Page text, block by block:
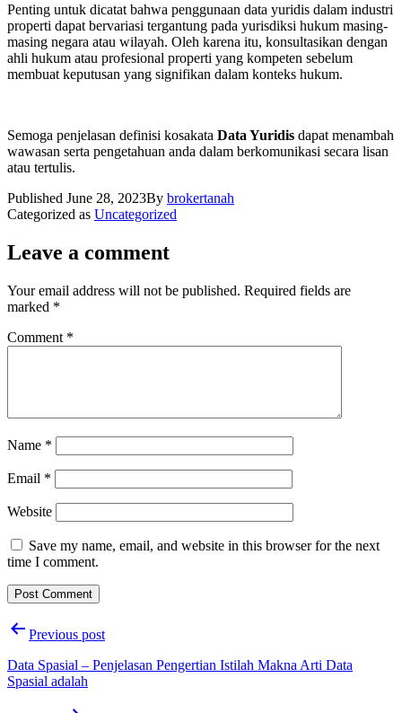
Penting untuk dicatat bahwa penggunaan data yuridis dalam industri
properti dapat bervariasi tergantung pada yurisdiksi hukum masing-
masing negara atau wilayah. Oleh karena itu, konsultasikan dengan
ahli hukum atau profesional properti yang kompeten sebelum
membuat keputusan yang signifikan dalam konteks hukum.
Semoga penjelasan definisi kosakata Data Yuridis dapat menambah
wawasan serta pengetahuan anda dalam berkomunikasi secara lisan
atau tertulis.
Published June 28, 2023By brokertanah
Categorized as Uncategorized
Leave a comment
Your email address will not be published. Required fields are
marked *
Comment *
Name *
Email *
Website
Save my name, email, and website in this browser for the next
time I comment.
PostPrevious post
Data Spasial – Penjelasan Pengertian Istilah Makna Arti Data
Spasial adalah